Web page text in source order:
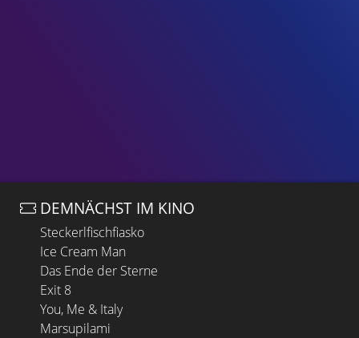
DEMNÄCHST IM KINO
Steckerlfischfiasko
Ice Cream Man
Das Ende der Sterne
Exit 8
You, Me & Italy
Marsupilami